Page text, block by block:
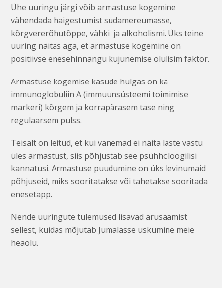
Ühe uuringu järgi võib armastuse kogemine
vähendada haigestumist südamereumasse,
kõrgvererõhutõppe, vähki ja alkoholismi. Üks teine
uuring näitas aga, et armastuse kogemine on
positiivse enesehinnangu kujunemise olulisim faktor.
Armastuse kogemise kasude hulgas on ka
immunoglobuliin A (immuunsüsteemi toimimise
markeri) kõrgem ja korrapärasem tase ning
regulaarsem pulss.
Teisalt on leitud, et kui vanemad ei näita laste vastu
üles armastust, siis põhjustab see psühholoogilisi
kannatusi. Armastuse puudumine on üks levinumaid
põhjuseid, miks sooritatakse või tahetakse sooritada
enesetapp.
Nende uuringute tulemused lisavad arusaamist
sellest, kuidas mõjutab Jumalasse uskumine meie
heaolu.